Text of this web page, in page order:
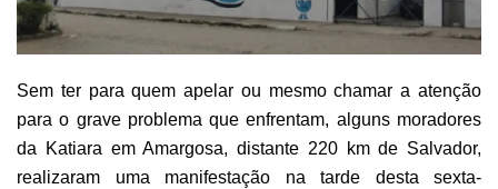
Sem ter para quem apelar ou mesmo chamar a atenção
para o grave problema que enfrentam, alguns moradores
da Katiara em Amargosa, distante 220 km de Salvador,
realizaram uma manifestação na tarde desta sexta-